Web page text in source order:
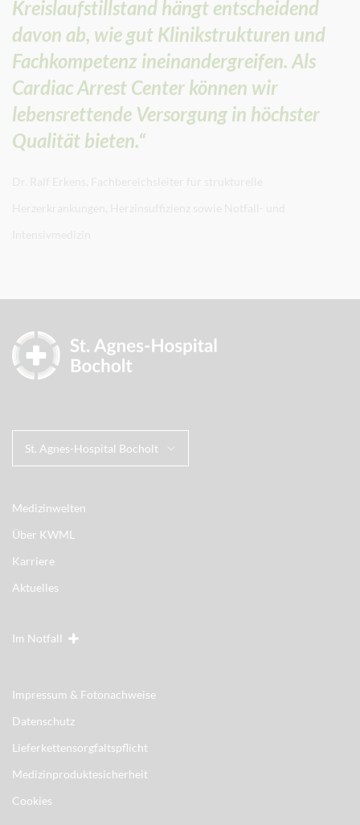
Kreislaufstillstand hängt entscheidend
davon ab, wie gut Klinikstrukturen und
Fachkompetenz ineinandergreifen. Als
Cardiac Arrest Center können wir
lebensrettende Versorgung in höchster
Qualität bieten.“
St. Agnes-Hospital Bocholt
Medizinwelten
Über KWML
Karriere
Aktuelles
Im Notfall
Impressum & Fotonachweise
Datenschutz
Lieferkettensorgfaltspflicht
Medizinproduktesicherheit
Cookies